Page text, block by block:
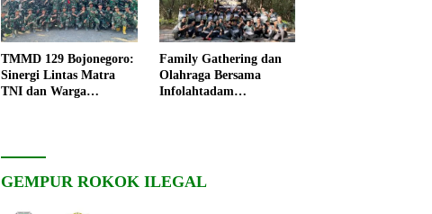
TMMD 129 Bojonegoro:
Sinergi Lintas Matra
TNI dan Warga
Family Gathering dan
Olahraga Bersama
Infolahtadam
GEMPUR ROKOK ILEGAL